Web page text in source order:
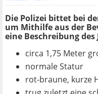
Die Polizei bittet bei
um Mithilfe aus der
eine Beschreibung
circa 1,75 Meter
normale Statur
rot-braune, kurze